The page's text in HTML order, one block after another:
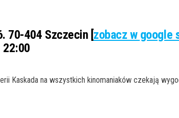
70-404 Szczecin [zobacz w google
Kaskada na wszystkich kinomaniaków czekają